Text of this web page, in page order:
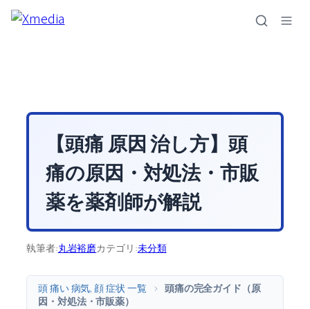
内
【頭痛 原因 治し方】頭
痛の原因・対処法・市販
薬を薬剤師が解説
執筆者:丸岩裕磨カテゴリ:未分類
頭 痛い 病気, 顔 症状 一覧 >
頭痛の完全ガイド（原
因・対処法・市販薬）